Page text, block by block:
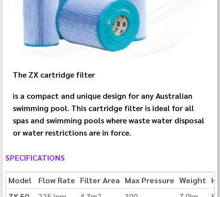
The ZX cartridge filter
is a compact and unique design for any Australian
swimming pool. This cartridge filter is ideal for all
spas and swimming pools where waste water disposal
or water restrictions are in force.
SPECIFICATIONS
Model Flow Rate Filter Area Max Pressure Weight